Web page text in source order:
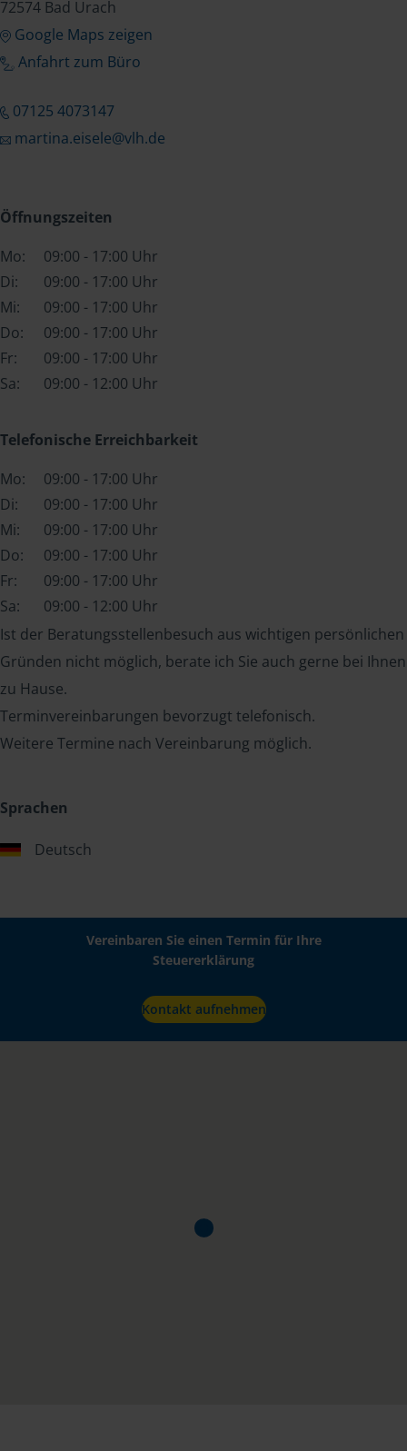
72574 Bad Urach
Google Maps zeigen
Anfahrt zum Büro
07125 4073147
martina.eisele@vlh.de
Öffnungszeiten
Mo:
09:00 - 17:00 Uhr
Di:
09:00 - 17:00 Uhr
Mi:
09:00 - 17:00 Uhr
Do:
09:00 - 17:00 Uhr
Fr:
09:00 - 17:00 Uhr
Sa:
09:00 - 12:00 Uhr
Telefonische Erreichbarkeit
Mo:
09:00 - 17:00 Uhr
Di:
09:00 - 17:00 Uhr
Mi:
09:00 - 17:00 Uhr
Do:
09:00 - 17:00 Uhr
Fr:
09:00 - 17:00 Uhr
Sa:
09:00 - 12:00 Uhr
Ist der Beratungsstellenbesuch aus wichtigen persönlichen
Gründen nicht möglich, berate ich Sie auch gerne bei Ihnen
zu Hause.
Terminvereinbarungen bevorzugt telefonisch.
Weitere Termine nach Vereinbarung möglich.
Sprachen
Deutsch
Vereinbaren Sie einen Termin für Ihre
Steuererklärung
Kontakt aufnehmen